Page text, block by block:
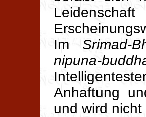
Im Srimad-
nipuna-
Anhaftung
und wird